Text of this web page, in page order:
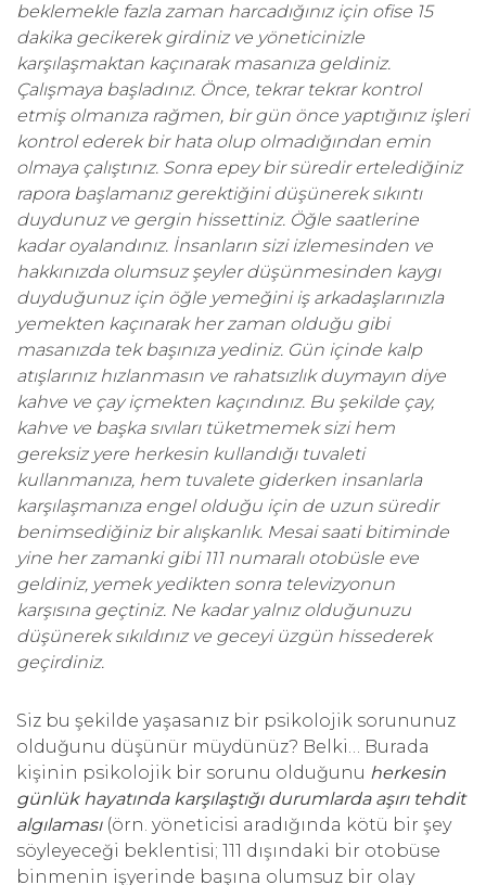
beklemekle fazla zaman harcadığınız için ofise 15
dakika gecikerek girdiniz ve yöneticinizle
karşılaşmaktan kaçınarak masanıza geldiniz.
Çalışmaya başladınız. Önce, tekrar tekrar kontrol
etmiş olmanıza rağmen, bir gün önce yaptığınız işleri
kontrol ederek bir hata olup olmadığından emin
olmaya çalıştınız. Sonra epey bir süredir ertelediğiniz
rapora başlamanız gerektiğini düşünerek sıkıntı
duydunuz ve gergin hissettiniz. Öğle saatlerine
kadar oyalandınız. İnsanların sizi izlemesinden ve
hakkınızda olumsuz şeyler düşünmesinden kaygı
duyduğunuz için öğle yemeğini iş arkadaşlarınızla
yemekten kaçınarak her zaman olduğu gibi
masanızda tek başınıza yediniz. Gün içinde kalp
atışlarınız hızlanmasın ve rahatsızlık duymayın diye
kahve ve çay içmekten kaçındınız. Bu şekilde çay,
kahve ve başka sıvıları tüketmemek sizi hem
gereksiz yere herkesin kullandığı tuvaleti
kullanmanıza, hem tuvalete giderken insanlarla
karşılaşmanıza engel olduğu için de uzun süredir
benimsediğiniz bir alışkanlık. Mesai saati bitiminde
yine her zamanki gibi 111 numaralı otobüsle eve
geldiniz, yemek yedikten sonra televizyonun
karşısına geçtiniz. Ne kadar yalnız olduğunuzu
düşünerek sıkıldınız ve geceyi üzgün hissederek
geçirdiniz.
Siz bu şekilde yaşasanız bir psikolojik sorununuz
olduğunu düşünür müydünüz? Belki… Burada
kişinin psikolojik bir sorunu olduğunu herkesin
günlük hayatında karşılaştığı durumlarda aşırı tehdit
algılaması (örn. yöneticisi aradığında kötü bir şey
söyleyeceği beklentisi; 111 dışındaki bir otobüse
binmenin işyerinde başına olumsuz bir olay